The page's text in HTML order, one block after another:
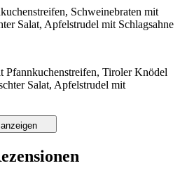
Schweinebraten mit
Salat, Apfelstrudel mit Schlagsahne
Pfannkuchenstreifen, Tiroler Knödel
Salat, Apfelstrudel mit